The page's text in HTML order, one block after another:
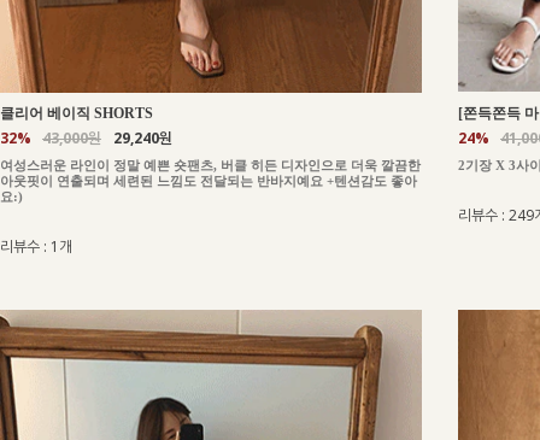
클리어 베이직 SHORTS
32% 43,000원 29,240원
여성스러운 라인이 정말 예쁜 숏팬츠, 버클 히든 디자인으로 더욱 깔끔한
아웃핏이 연출되며 세련된 느낌도 전달되는 반바지예요 +텐션감도 좋아
요:)
리뷰수 : 1개
[쫀득쫀득
24%
2기장 X 3사
리뷰수 : 249